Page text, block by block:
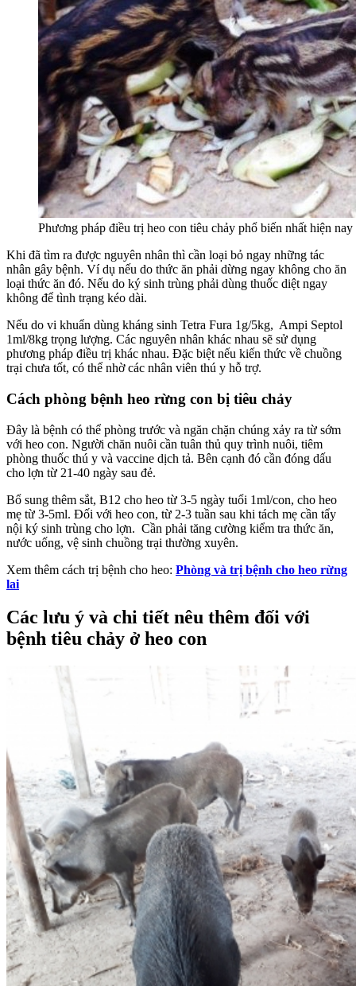
Phương pháp điều trị heo con tiêu chảy phổ biến nhất hiện nay
Khi đã tìm ra được nguyên nhân thì cần loại bỏ ngay những tác
nhân gây bệnh. Ví dụ nếu do thức ăn phải dừng ngay không cho ăn
loại thức ăn đó. Nếu do ký sinh trùng phải dùng thuốc diệt ngay
không để tình trạng kéo dài.
Nếu do vi khuẩn dùng kháng sinh Tetra Fura 1g/5kg, Ampi Septol
1ml/8kg trọng lượng. Các nguyên nhân khác nhau sẽ sử dụng
phương pháp điều trị khác nhau. Đặc biệt nếu kiến thức về chuồng
trại chưa tốt, có thể nhờ các nhân viên thú y hỗ trợ.
Cách phòng bệnh heo rừng con bị tiêu chảy
Đây là bệnh có thể phòng trước và ngăn chặn chúng xảy ra từ sớm
với heo con. Người chăn nuôi cần tuân thủ quy trình nuôi, tiêm
phòng thuốc thú y và vaccine dịch tả. Bên cạnh đó cần đóng dấu
cho lợn từ 21-40 ngày sau đẻ.
Bổ sung thêm sắt, B12 cho heo từ 3-5 ngày tuổi 1ml/con, cho heo
mẹ từ 3-5ml. Đối với heo con, từ 2-3 tuần sau khi tách mẹ cần tẩy
nội ký sinh trùng cho lợn. Cần phải tăng cường kiểm tra thức ăn,
nước uống, vệ sinh chuồng trại thường xuyên.
Xem thêm cách trị bệnh cho heo: Phòng và trị bệnh cho heo rừng
lai
Các lưu ý và chi tiết nêu thêm đối với
bệnh tiêu chảy ở heo con